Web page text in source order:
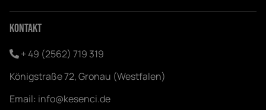
Kontakt
+ 49 (2562) 719 319
Königstraße 72, Gronau (Westfalen)
Email: info@kesenci.de